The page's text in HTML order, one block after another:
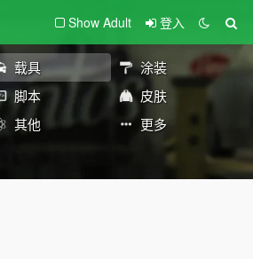
Show Adult 登入
载具
涂装
脚本
皮肤
其他 更多